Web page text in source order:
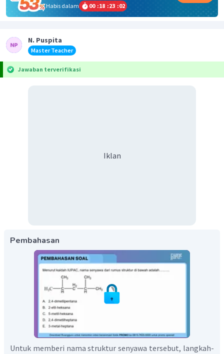
Habis dalam
00 :18 :23 :02
N. Puspita
Master Teacher
Jawaban terverifikasi
Iklan
Pembahasan
Untuk memberi nama struktur senyawa tersebut, langkah-